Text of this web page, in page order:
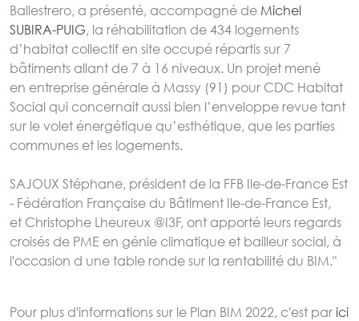
Ballestrero, a présenté, accompagné de Michel
SUBIRA-PUIG, la réhabilitation de 434 logements
d’habitat collectif en site occupé répartis sur 7
bâtiments allant de 7 à 16 niveaux. Un projet mené
en entreprise générale à Massy (91) pour CDC Habitat
Social qui concernait aussi bien l’enveloppe revue tant
sur le volet énergétique qu’esthétique, que les parties
communes et les logements.
SAJOUX Stéphane, président de la FFB Ile-de-France Est
- Fédération Française du Bâtiment Ile-de-France Est,
et Christophe Lheureux @I3F, ont apporté leurs regards
croisés de PME en génie climatique et bailleur social, à
l'occasion d une table ronde sur la rentabilité du BIM."
Pour plus d'informations sur le Plan BIM 2022, c'est par ici